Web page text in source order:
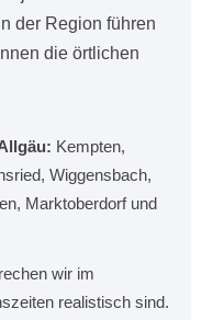
der Region führen
die örtlichen
Kempten,
Wiggensbach,
Marktoberdorf und
wir im
realistisch sind.